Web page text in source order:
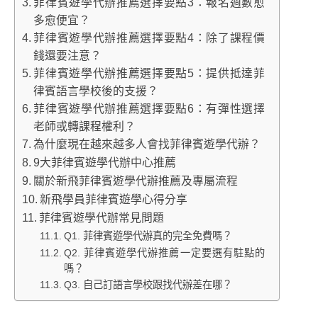
菲律賓遊學代辦推薦選擇要點3：報名週數愈
多愈便宜？
菲律賓遊學代辦推薦選擇要點4：除了課程價
錢還要注意？
菲律賓遊學代辦推薦選擇要點5：提供抵達菲
律賓語言學校後的支援？
菲律賓遊學代辦推薦選擇要點6：有彈性選擇
老師或轉課程權利？
為什麼現在越來越多人會找菲律賓遊學代辦？
9大菲律賓遊學代辦中心推薦
關於新飛菲律賓遊學代辦推薦及專屬流程
新飛學員菲律賓遊學心得分享
菲律賓遊學代辦常見問題
Q1. 菲律賓遊學代辦真的完全免費嗎？
Q2. 菲律賓遊學代辦推薦一定要選有駐點的
嗎？
Q3. 自己訂語言學校跟找代辦差在哪？